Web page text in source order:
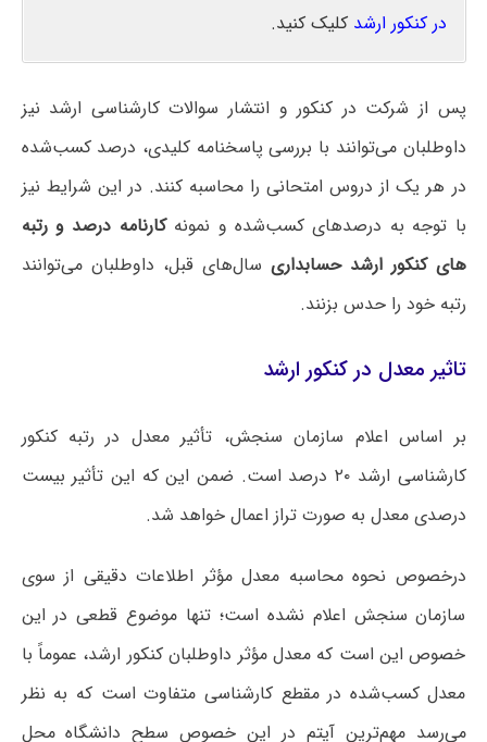
در کنکور ارشد کلیک کنید.
پس از شرکت در کنکور و انتشار سوالات کارشناسی ارشد نیز
داوطلبان می‌توانند با بررسی پاسخنامه کلیدی، درصد کسب‌شده
در هر یک از دروس امتحانی را محاسبه کنند. در این شرایط نیز
با توجه به درصدهای کسب‌شده و نمونهکارنامه درصد و رتبه
های کنکور ارشد حسابداری سال‌های قبل، داوطلبان می‌توانند
رتبه خود را حدس بزنند.
تاثیر معدل در کنکور ارشد
بر اساس اعلام سازمان سنجش، تأثیر معدل در رتبه کنکور
کارشناسی ارشد ۲۰ درصد است. ضمن این که این تأثیر بیست
درصدی معدل به صورت تراز اعمال خواهد شد.
درخصوص نحوه محاسبه معدل مؤثر اطلاعات دقیقی از سوی
سازمان سنجش اعلام نشده است؛ تنها موضوع قطعی در این
خصوص این است که معدل مؤثر داوطلبان کنکور ارشد، عموماً با
معدل کسب‌شده در مقطع کارشناسی متفاوت است که به نظر
می‌رسد مهم‌ترین آیتم در این خصوص سطح دانشگاه محل